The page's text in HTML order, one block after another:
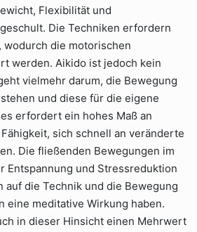
Flexibilität und
Die Techniken erfordern
wodurch die motorischen
werden. Aikido ist jedoch kein
vielmehr darum, die Bewegung
und diese für die eigene
erfordert ein hohes Maß an
sich schnell an veränderte
Die fließenden Bewegungen im
Entspannung und Stressreduktion
auf die Technik und die Bewegung
eine meditative Wirkung haben.
in dieser Hinsicht einen Mehrwert